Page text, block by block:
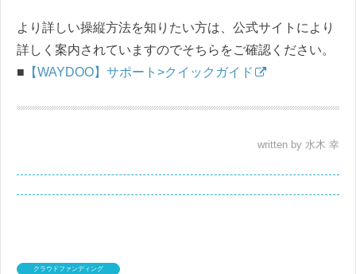
より詳しい操縦方法を知りたい方は、公式サイトにより
詳しく案内されていますのでそちらをご確認ください。
■ 【WAYDOO】サポート>クイックガイド
written by 水木 幸
クラウドファンディング